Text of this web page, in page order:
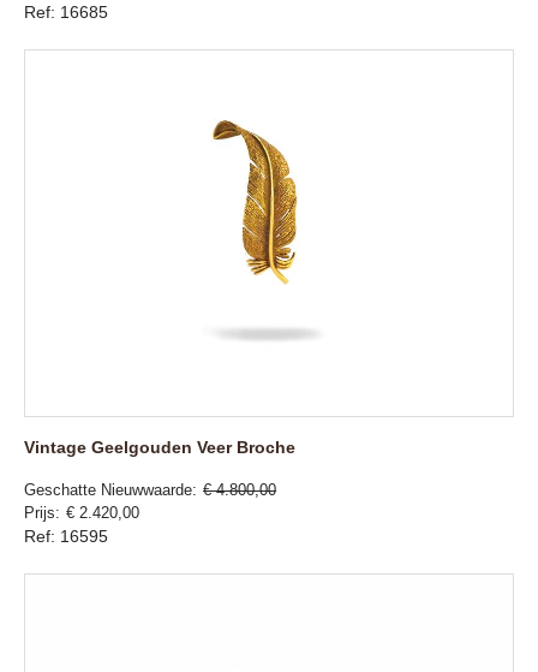
Ref: 16685
Vintage Geelgouden Veer Broche
Geschatte Nieuwwaarde € 4.800,00
Prijs
€ 2.420,00
Ref: 16595